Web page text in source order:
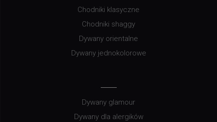
Chodniki klasyczne
Chodniki shaggy
Dywany orientalne
Dywany jednokolorowe
Dywany glamour
Dywany dla alergików